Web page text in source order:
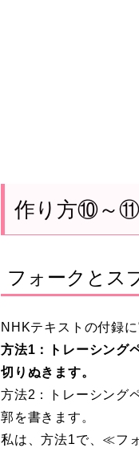
作り方⑩～⑪
フォークとス
NHKテキストの付録
方法1：トレーシング
切りぬきます。
方法2：トレーシング
郭を書きます。
私は、方法1で、≪フ